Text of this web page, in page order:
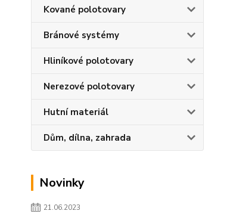
Kované polotovary
Bránové systémy
Hliníkové polotovary
Nerezové polotovary
Hutní materiál
Dům, dílna, zahrada
Novinky
21.06.2023